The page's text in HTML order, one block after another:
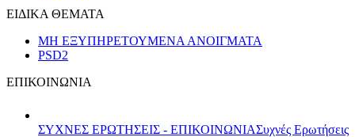
ΕΙΔΙΚΑ ΘΕΜΑΤΑ
ΜΗ ΕΞΥΠΗΡΕΤΟΥΜΕΝΑ ΑΝΟΙΓΜΑΤΑ
PSD2
ΕΠΙΚΟΙΝΩΝΙΑ
ΣΥΧΝΕΣ ΕΡΩΤΗΣΕΙΣ - ΕΠΙΚΟΙΝΩΝΙΑΣυχνές Ερωτήσεις